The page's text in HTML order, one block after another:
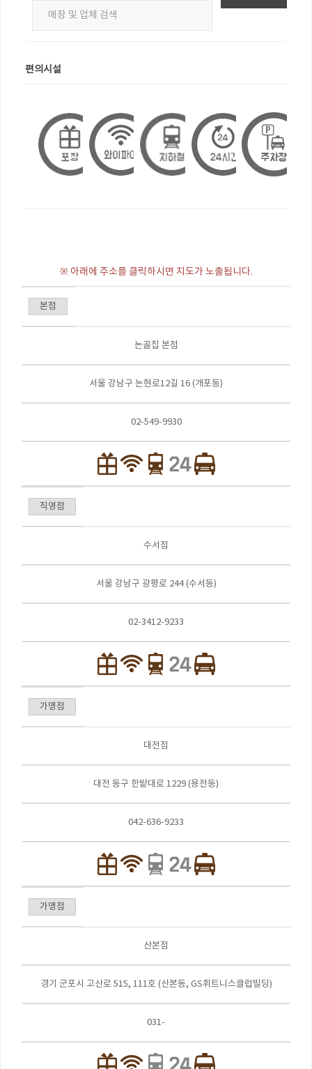
편의시설
※ 아래에 주소를 클릭하시면 지도가 노출됩니다.
본점
논골집 본점
서울 강남구 논현로12길 16 (개포동)
02-549-9930
직영점
수서점
서울 강남구 광평로 244 (수서동)
02-3412-9233
가맹점
대전점
대전 동구 한밭대로 1229 (용전동)
042-636-9233
가맹점
산본점
경기 군포시 고산로 515, 111호 (산본동, GS휘트니스클럽빌딩)
031-